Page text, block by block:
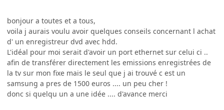
bonjour a toutes et a tous,
voila j aurais voulu avoir quelques conseils concernant l achat
d' un enregistreur dvd avec hdd.
L'idéal pour moi serait d'avoir un port ethernet sur celui ci ..
afin de transférer directement les emissions enregistrées de
la tv sur mon fixe mais le seul que j ai trouvé c est un
samsung a pres de 1500 euros .... un peu cher !
donc si quelqu un a une idée .... d'avance merci